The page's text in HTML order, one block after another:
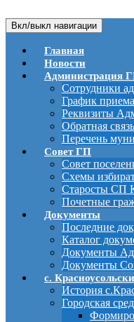
Вкл/выкл навигации
Главная
Новости
Администрация
Сотрудники
График
Реквизиты
Обратная связь
Перечень
Совет ГП
Совет
Схемы
Старосты СП
Почетные
Документы
Последние
Каталог
Документы
Документы
с.
История
Городская